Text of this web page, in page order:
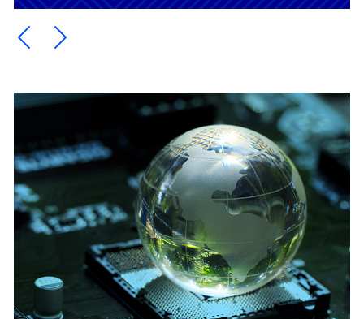
Ein Element zurück blättern
Ein Element weiter blättern